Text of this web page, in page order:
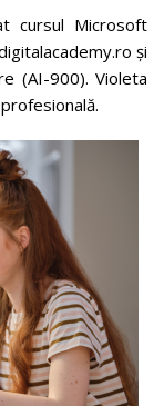
cursul Microsoft
și
(AI-900). Violeta